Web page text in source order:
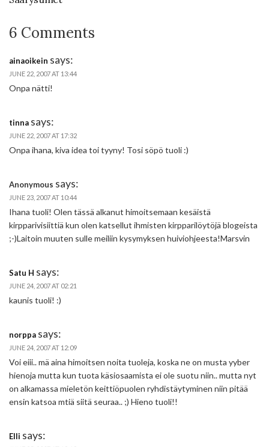
6 Comments
ainaoikein says:
JUNE 22, 2007 AT 13:44
Onpa nätti!
tinna says:
JUNE 22, 2007 AT 17:32
Onpa ihana, kiva idea toi tyyny! Tosi söpö tuoli :)
Anonymous says:
JUNE 23, 2007 AT 10:44
Ihana tuoli! Olen tässä alkanut himoitsemaan kesäistä
kirpparivisiittiä kun olen katsellut ihmisten kirpparilöytöjä blogeista
;-)Laitoin muuten sulle meiliin kysymyksen huiviohjeesta!Marsvin
Satu H says:
JUNE 24, 2007 AT 02:21
kaunis tuoli! :)
norppa says:
JUNE 24, 2007 AT 12:09
Voi eiii.. mä aina himoitsen noita tuoleja, koska ne on musta yyber
hienoja mutta kun tuota käsiosaamista ei ole suotu niin.. mutta nyt
on alkamassa mieletön keittiöpuolen ryhdistäytyminen niin pitää
ensin katsoa mtiä siitä seuraa.. ;) Hieno tuoli!!
Elli says: